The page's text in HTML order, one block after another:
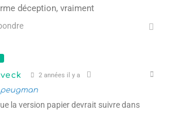
déception, vraiment
2 années il y a
peugman
la version papier devrait suivre dans